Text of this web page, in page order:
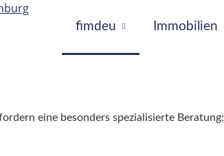
fimdeu Immobilien
eine besonders spezialisierte Beratung: